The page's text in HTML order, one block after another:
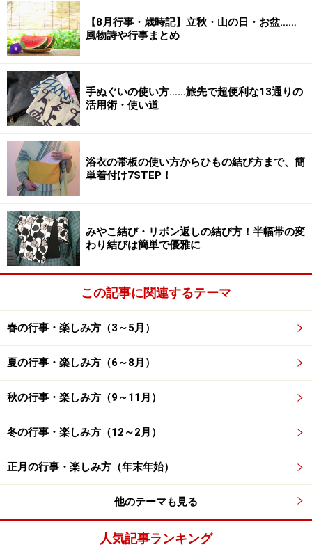
⇒「敬具」などの結語
【後付】……日付 ⇒ 署名 ⇒ 宛名
「漢語調」「口語調」……時候の挨拶文は相
手・場面に応じて選びたい
時候の挨拶には、短く簡潔に表した「漢語調」と話し言葉で
やわらかな言いまわしの「口語調」がある
時候の挨拶は、その時々の季節感を表した言葉。「盛夏
の候­」のように短く簡潔に表した「漢語調」と、「夏の
盛りとなりました」のように話し言葉でやわらかな言い
まわしの「口語調」があります。
漢語調と口語調は、相手や場面に応じて使い分けます。
一般的に、ビジネス文書や学校関係の文書などでは、か
しこまった漢語調の表現が使われることが多く、文書の
格を高めてくれます。一方、パーソナルな文書では、よ
り身近な口語調を使う方が多いです。また、ビジネスで
あっても、口語調を用いてやわらかにする場合もありま
いずれにしても、ネガティブではなくポジティブなもの
【8月行事・歳時記】立秋・山の日・お盆……
風物詩や行事まとめ
手ぬぐいの使い方……旅先で超便利な13通りの
活用術・使い道
浴衣の帯板の使い方からひもの結び方まで、簡
単着付け7STEP！
みやこ結び・リボン返しの結び方！半幅帯の変
わり結びは簡単で優雅に
この記事に関連するテーマ
春の行事・楽しみ方（3～5月）
夏の行事・楽しみ方（6～8月）
秋の行事・楽しみ方（9～11月）
冬の行事・楽しみ方（12～2月）
正月の行事・楽しみ方（年末年始）
他のテーマも見る
人気記事ランキング